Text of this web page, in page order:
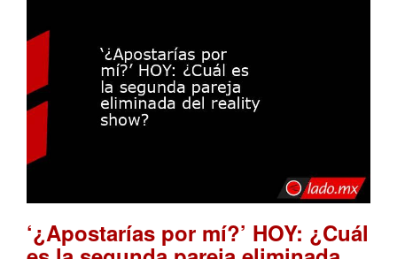
‘¿Apostarías por mí?’ HOY: ¿Cuál